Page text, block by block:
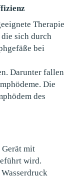
Therapie
sich durch
bei
Darunter fallen
Die
des
Gerät mit
wird.